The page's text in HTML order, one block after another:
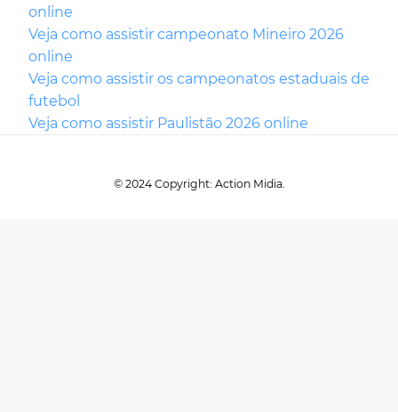
online
Veja como assistir campeonato Mineiro 2026
online
Veja como assistir os campeonatos estaduais de
futebol
Veja como assistir Paulistão 2026 online
© 2024 Copyright: Action Midia.